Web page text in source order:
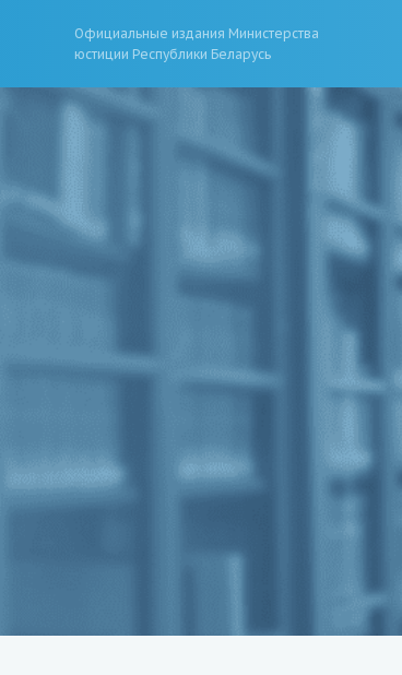
Официальные издания Министерства
юстиции Республики Беларусь